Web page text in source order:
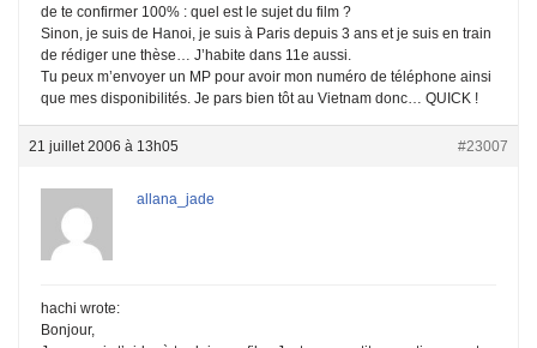
de te confirmer 100% : quel est le sujet du film ?
Sinon, je suis de Hanoi, je suis à Paris depuis 3 ans et je suis en train
de rédiger une thèse… J’habite dans 11e aussi.
Tu peux m’envoyer un MP pour avoir mon numéro de téléphone ainsi
que mes disponibilités. Je pars bien tôt au Vietnam donc… QUICK !
21 juillet 2006 à 13h05 #23007
allana_jade
hachi wrote:
Bonjour,